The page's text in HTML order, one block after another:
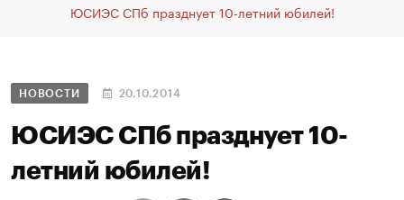
ЮСИЭС СПб празднует 10-летний юбилей!
НОВОСТИ 20.10.2014
ЮСИЭС СПб празднует 10-
летний юбилей!